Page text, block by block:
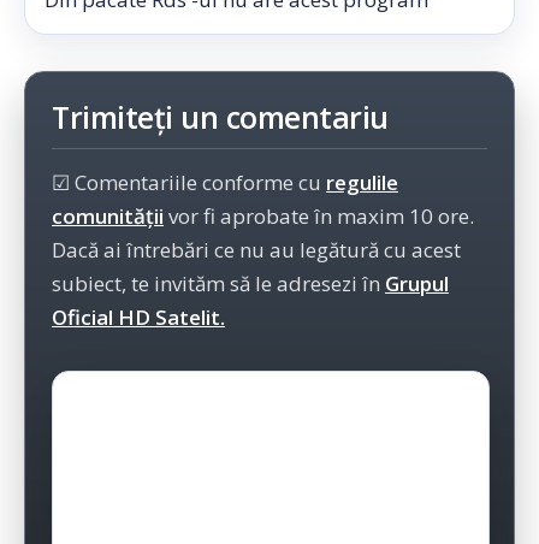
Trimiteți un comentariu
☑ Comentariile conforme cu regulile
comunității vor fi aprobate în maxim 10 ore.
Dacă ai întrebări ce nu au legătură cu acest
subiect, te invităm să le adresezi în Grupul
Oficial HD Satelit.